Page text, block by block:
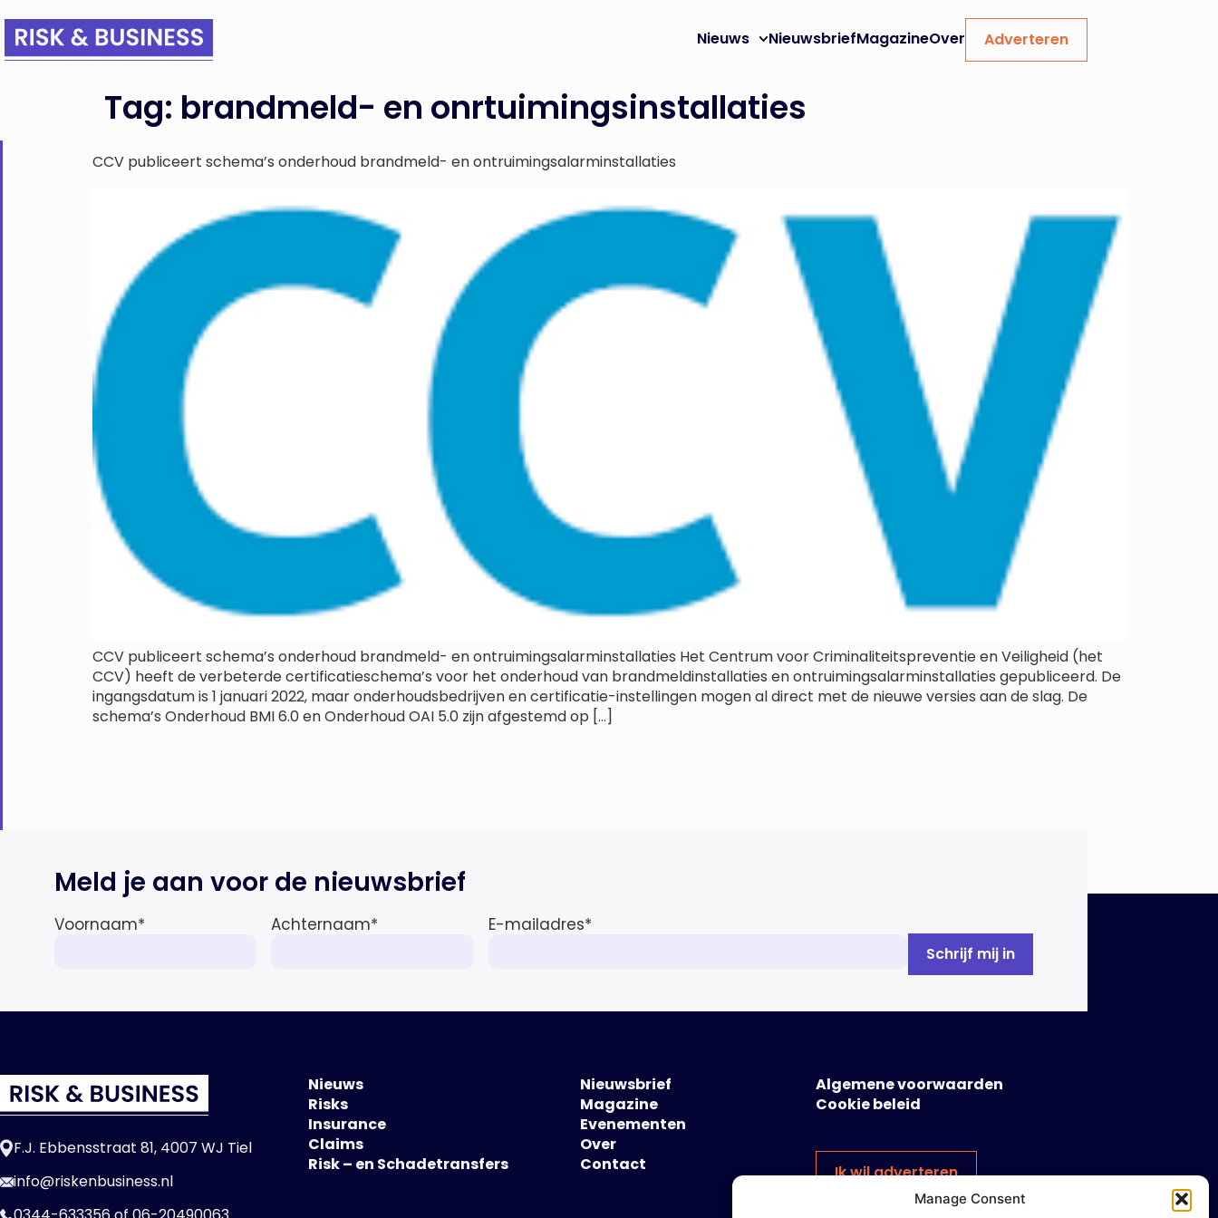
Manage Consent
Nieuws NieuwsbriefMagazineOver Adverteren
Tag: brandmeld- en onrtuimingsinstallaties
CCV publiceert schema’s onderhoud brandmeld- en ontruimingsalarminstallaties
CCV publiceert schema’s onderhoud brandmeld- en ontruimingsalarminstallaties Het Centrum voor Criminaliteitspreventie en Veiligheid (het
CCV) heeft de verbeterde certificatieschema’s voor het onderhoud van brandmeldinstallaties en ontruimingsalarminstallaties gepubliceerd. De
ingangsdatum is 1 januari 2022, maar onderhoudsbedrijven en certificatie-instellingen mogen al direct met de nieuwe versies aan de slag. De
schema’s Onderhoud BMI 6.0 en Onderhoud OAI 5.0 zijn afgestemd op […]
Meld je aan voor de nieuwsbrief
Voornaam* Achternaam* E-mailadres*
F.J. Ebbensstraat 81, 4007 WJ Tiel
info@riskenbusiness.nl
Nieuws
Risks
Insurance
Claims
Risk – en Schadetransfers
Nieuwsbrief
Magazine
Evenementen
Over
Contact
Algemene voorwaarden
Cookie beleid
Ik wil adverteren